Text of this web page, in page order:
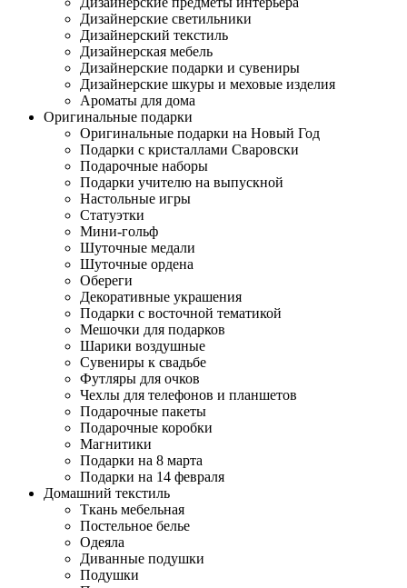
Дизайнерские светильники
Дизайнерский текстиль
Дизайнерская мебель
Дизайнерские подарки и сувениры
Дизайнерские шкуры и меховые изделия
Ароматы для дома
Оригинальные подарки
Оригинальные подарки на Новый Год
Подарки с кристаллами Сваровски
Подарочные наборы
Подарки учителю на выпускной
Настольные игры
Статуэтки
Мини-гольф
Шуточные медали
Шуточные ордена
Обереги
Декоративные украшения
Подарки с восточной тематикой
Мешочки для подарков
Шарики воздушные
Сувениры к свадьбе
Футляры для очков
Чехлы для телефонов и планшетов
Подарочные пакеты
Подарочные коробки
Магнитики
Подарки на 8 марта
Подарки на 14 февраля
Домашний текстиль
Ткань мебельная
Постельное белье
Одеяла
Диванные подушки
Подушки